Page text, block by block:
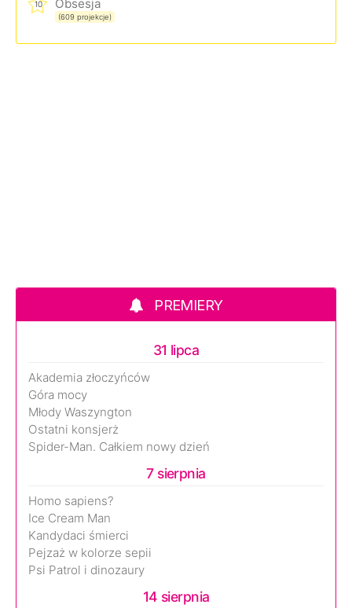
10 Obsesja
(609 projekcje)
PREMIERY
31 lipca
Akademia złoczyńców
Góra mocy
Młody Waszyngton
Ostatni konsjerż
Spider-Man. Całkiem nowy dzień
7 sierpnia
Homo sapiens?
Ice Cream Man
Kandydaci śmierci
Pejzaż w kolorze sepii
Psi Patrol i dinozaury
14 sierpnia